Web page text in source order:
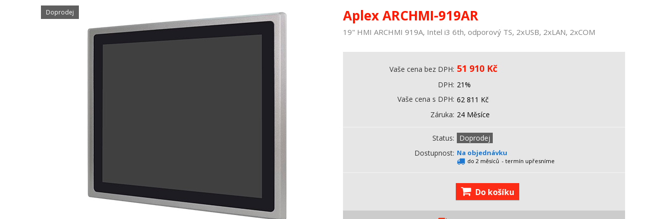
Doprodej Aplex ARCHMI-919AR
19" HMI ARCHMI 919A, Intel i3 6th, odporový TS, 2xUSB, 2xLAN, 2xCOM
Vaše cena bez DPH 51 910 Kč
DPH 21%
Vaše cena s DPH 62 811 Kč
Záruka 24 Měsíce
Status
Doprodej
Dostupnost Na objednávku
do 2 měsíců - termín upřesníme
Do košíku